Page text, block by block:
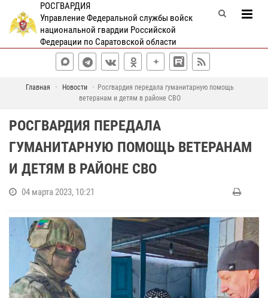
РОСГВАРДИЯ
Управление Федеральной службы войск
национальной гвардии Российской
Федерации по Саратовской области
Главная Новости
Росгвардия передала гуманитарную помощь
ветеранам и детям в районе СВО
РОСГВАРДИЯ ПЕРЕДАЛА
ГУМАНИТАРНУЮ ПОМОЩЬ ВЕТЕРАНАМ
И ДЕТЯМ В РАЙОНЕ СВО
04 марта 2023, 10:21